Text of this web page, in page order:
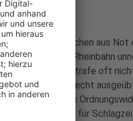
arme Menschen aus Not
der Rheinbahn
auch die Geldstrafe oft
bundesweites Recht
nur noch als
aus Düsseldorf für